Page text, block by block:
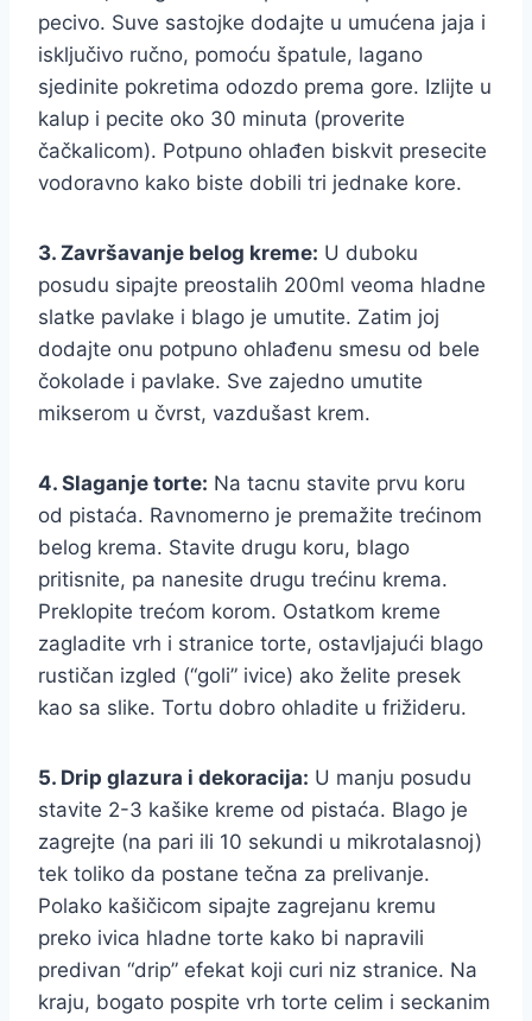
pecivo. Suve sastojke dodajte u umućena jaja i
isključivo ručno, pomoću špatule, lagano
sjedinite pokretima odozdo prema gore. Izlijte u
kalup i pecite oko 30 minuta (proverite
čačkalicom). Potpuno ohlađen biskvit presecite
vodoravno kako biste dobili tri jednake kore.
3. Završavanje belog kreme: U duboku
posudu sipajte preostalih 200ml veoma hladne
slatke pavlake i blago je umutite. Zatim joj
dodajte onu potpuno ohlađenu smesu od bele
čokolade i pavlake. Sve zajedno umutite
mikserom u čvrst, vazdušast krem.
4. Slaganje torte: Na tacnu stavite prvu koru
od pistaća. Ravnomerno je premažite trećinom
belog krema. Stavite drugu koru, blago
pritisnite, pa nanesite drugu trećinu krema.
Preklopite trećom korom. Ostatkom kreme
zagladite vrh i stranice torte, ostavljajući blago
rustičan izgled (“goli” ivice) ako želite presek
kao sa slike. Tortu dobro ohladite u frižideru.
5. Drip glazura i dekoracija: U manju posudu
stavite 2-3 kašike kreme od pistaća. Blago je
zagrejte (na pari ili 10 sekundi u mikrotalasnoj)
tek toliko da postane tečna za prelivanje.
Polako kašičicom sipajte zagrejanu kremu
preko ivica hladne torte kako bi napravili
predivan “drip” efekat koji curi niz stranice. Na
kraju, bogato pospite vrh torte celim i seckanim